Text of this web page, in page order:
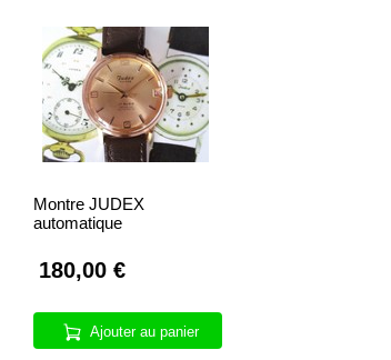
Montre JUDEX
automatique
180,00 €
Ajouter au panier